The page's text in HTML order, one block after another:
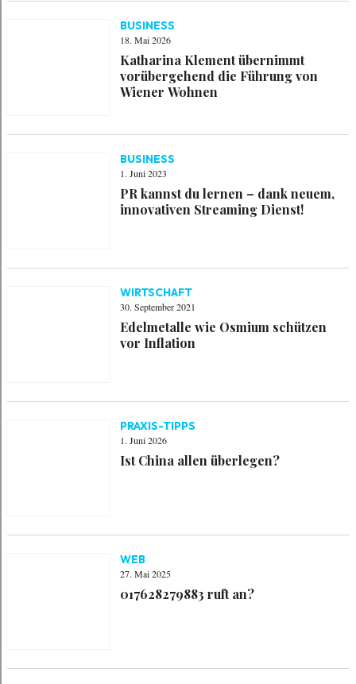
BUSINESS
18. Mai 2026
Katharina Klement übernimmt
vorübergehend die Führung von
Wiener Wohnen
BUSINESS
1. Juni 2023
PR kannst du lernen – dank neuem,
innovativen Streaming Dienst!
WIRTSCHAFT
30. September 2021
Edelmetalle wie Osmium schützen
vor Inflation
PRAXIS-TIPPS
1. Juni 2026
Ist China allen überlegen?
WEB
27. Mai 2025
017628279883 ruft an?